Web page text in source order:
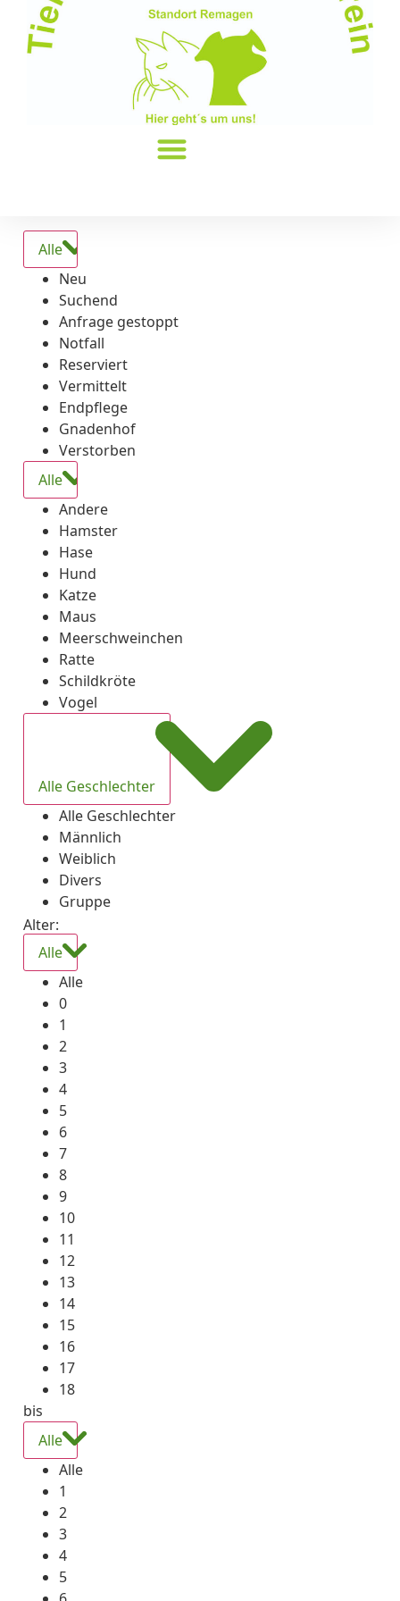
Alle
Neu
Suchend
Anfrage gestoppt
Notfall
Reserviert
Vermittelt
Endpflege
Gnadenhof
Verstorben
Alle
Andere
Hamster
Hase
Hund
Katze
Maus
Meerschweinchen
Ratte
Schildkröte
Vogel
Alle Geschlechter
Alle Geschlechter
Männlich
Weiblich
Divers
Gruppe
Alter:
Alle
Alle
0
1
2
3
4
5
6
7
8
9
10
11
12
13
14
15
16
17
18
bis
Alle
Alle
1
2
3
4
5